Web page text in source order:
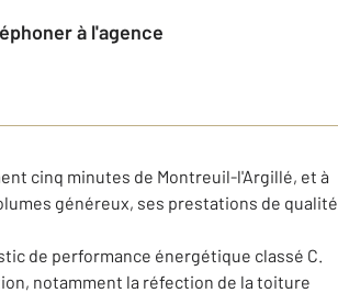
à l'agence
cinq minutes de Montreuil-l'Argillé, et à
généreux, ses prestations de qualité
de performance énergétique classé C.
notamment la réfection de la toiture